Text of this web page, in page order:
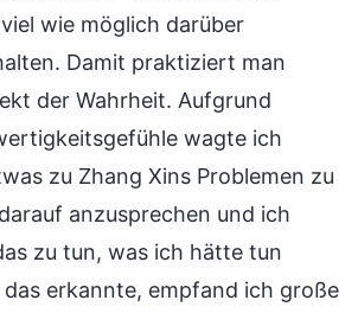
wie möglich darüber
Damit praktiziert man
der Wahrheit. Aufgrund
wagte ich
zu Zhang Xins Problemen zu
anzusprechen und ich
zu tun, was ich hätte tun
erkannte, empfand ich große